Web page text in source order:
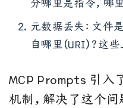
分哪里是指令，哪
元数据丢失：文件
自哪里（URI）？这
MCP Prompts 引入
机制，解决了这个问